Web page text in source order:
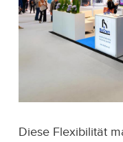
Diese Flexibilität